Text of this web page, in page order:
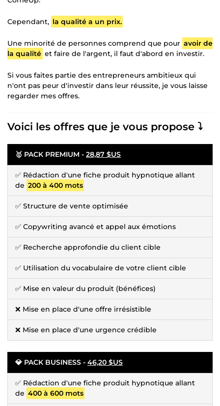
Cependant, la qualité a un prix.
Une minorité de personnes comprend que pour avoir de
la qualité et faire de l'argent, il faut d'abord en investir.
Si vous faites partie des entrepreneurs ambitieux qui
n'ont pas peur d'investir dans leur réussite, je vous laisse
regarder mes offres.
Voici les offres que je vous propose ⤵️
🥇 PACK PREMIUM - 28,87 $US
✅ Rédaction d'une fiche produit hypnotique allant
de 200 à 400 mots
✅ Structure de vente optimisée
✅ Copywriting avancé et appel aux émotions
✅ Recherche approfondie du client cible
✅ Utilisation du vocabulaire de votre client cible
✅ Mise en valeur du produit (bénéfices)
❌ Mise en place d'une offre irrésistible
❌ Mise en place d'une urgence crédible
💎 PACK BUSINESS - 46,20 $US
✅ Rédaction d'une fiche produit hypnotique allant
de 400 à 600 mots